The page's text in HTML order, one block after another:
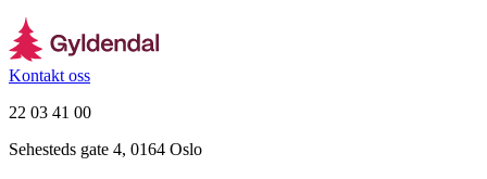
Kontakt oss
22 03 41 00
Sehesteds gate 4, 0164 Oslo